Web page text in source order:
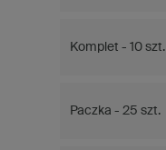
Komplet - 10 szt.
Paczka - 25 szt.